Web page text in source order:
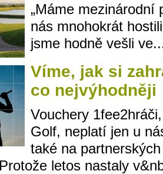
„Máme mezinárodní
nás mnohokrát
jsme hodně vešli
Víme, jak si
co nejvýhodněji
Vouchery
Golf, neplatí jen u
také na
letos nastaly